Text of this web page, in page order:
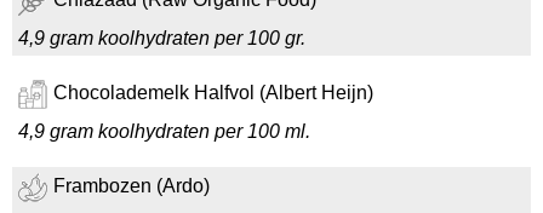
4,9 gram koolhydraten per 100 gr.
Chocolademelk Halfvol (Albert Heijn)
4,9 gram koolhydraten per 100 ml.
Frambozen (Ardo)